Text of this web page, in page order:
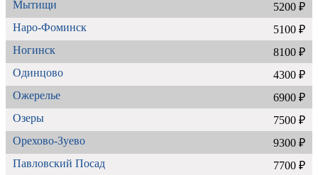
Мытищи
5200 ₽
Наро-Фоминск
5100 ₽
Ногинск
8100 ₽
Одинцово
4300 ₽
Ожерелье
6900 ₽
Озеры
7500 ₽
Орехово-Зуево
9300 ₽
Павловский Посад
7700 ₽